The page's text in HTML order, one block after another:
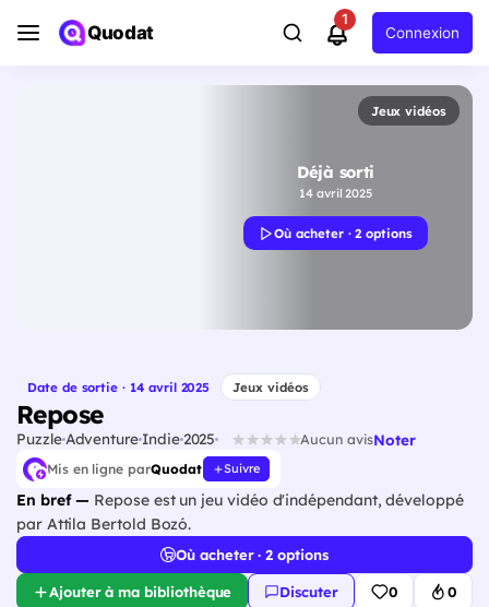
Quodat
1
Connexion
Jeux vidéos
Déjà sorti
14 avril 2025
Où acheter · 2 options
Date de sortie · 14 avril 2025 Jeux vidéos
Repose
PuzzleAdventureIndie2025 Aucun avisNoter
Mis en ligne parQuodat Suivre
En bref — Repose est un jeu vidéo d'indépendant, développé
par Attila Bertold Bozó.
Où acheter · 2 options
Ajouter à ma bibliothèque Discuter 0 0